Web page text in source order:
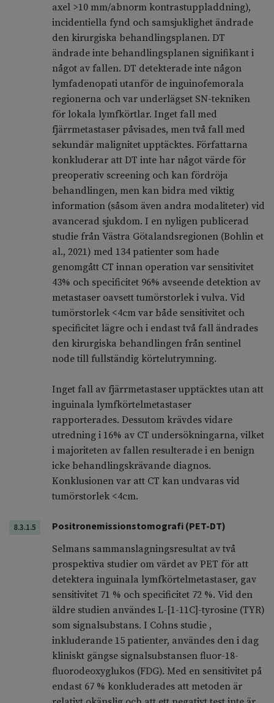
axel >10 mm/abnorm kontrastuppladdning),
incidentiella fynd och samsjuklighet ändrade
den kirurgiska behandlingsplanen. DT
ändrade inte behandlingsplanen signifikant i
något av fallen. DT detekterade inte någon
lymfadenopati utanför de inguinofemorala
regionerna och var underlägset SN-tekniken
för lokala lymfkörtlar. Inget fall med
fjärrmetastaser påvisades, men två fall med
sekundär malignitet upptäcktes. Författarna
konkluderar att DT inte har något värde för
preoperativ screening och kan fördröja
behandlingen, men kan bidra med viktig
information (såsom även andra modaliteter) vid
avancerad sjukdom. I en nyligen publicerad
studie från Västra Götalandsregionen (Bohlin et
al., 2021) med 134 patienter som hade
genomgått CT innan operation var sensitivitet
43% och specificitet 96% avseende detektion av
metastaser oavsett tumörstorlek i vulva. Vid
tumörstorlek <4cm var både sensitivitet och
specificitet lägre och i endast två fall ändrades
den kirurgiska behandlingen från sentinel
node till fullständig körtelutrymning.
Inget fall av fjärrmetastaser upptäcktes utan att
inguinala lymfkörtelmetastaser
rapporterades. Dessutom krävdes vidare
utredning i 16% av CT undersökningarna, vilket
i majoriteten av fallen resulterade i en benign
icke behandlingskrävande diagnos.
Konklusionen var att CT kan undvaras vid
tumörstorlek <4cm.
8.3.1.5
Positronemissionstomografi (PET-DT)
Selmans sammanslagningsresultat av två
prospektiva studier om värdet av PET för att
detektera inguinala lymfkörtelmetastaser, gav
sensitivitet 71 % och specificitet 72 %. Vid den
äldre studien användes L-[1-11C]-tyrosine (TYR)
som signalsubstans. I Cohns studie ,
inkluderande 15 patienter, användes den i dag
kliniskt gängse signalsubstansen fluor-18-
fluorodeoxyglukos (FDG). Med en sensitivitet på
endast 67 % konkluderades att metoden är